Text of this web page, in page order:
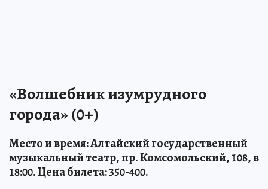
«Волшебник изумрудного
города» (0+)
Место и время: Алтайский государственный
музыкальный театр, пр. Комсомольский, 108, в
18:00. Цена билета: 350-400.